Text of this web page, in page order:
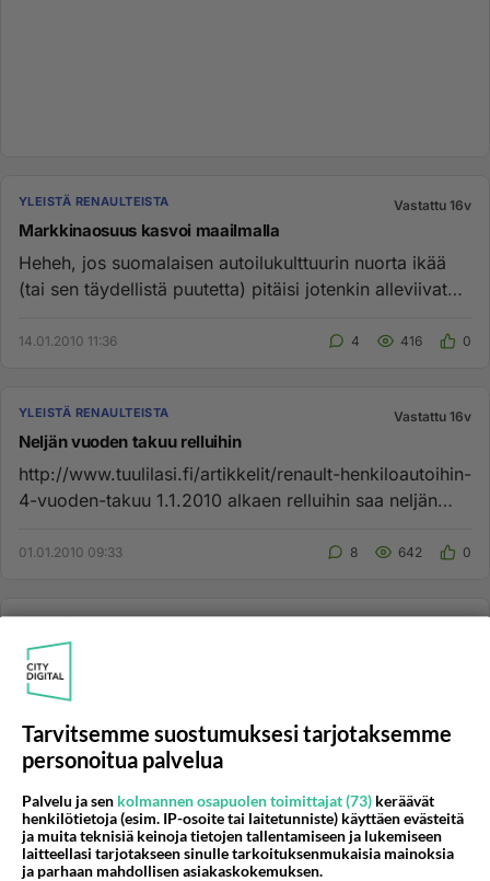
YLEISTÄ RENAULTEISTA Vastattu 16v
Markkinaosuus kasvoi maailmalla
Heheh, jos suomalaisen autoilukulttuurin nuorta ikää
(tai sen täydellistä puutetta) pitäisi jotenkin alleviivata
14.01.2010 11:36 4 416 0
YLEISTÄ RENAULTEISTA Vastattu 16v
Neljän vuoden takuu relluihin
http://www.tuulilasi.fi/artikkelit/renault-henkiloautoihin-
4-vuoden-takuu 1.1.2010 alkaen relluihin saa neljän
01.01.2010 09:33 8 642 0
Renault Megane Scenic 2.0 -97
Nyt kovilla pakkasilla ei ajettu kahteen päivään ja akku
ohje...
05.01.2010 14:58
YLEISTÄ RENAULTEISTA Vastattu 16v
renault käyntihäiriö
Tarvitsemme suostumuksesi tarjotaksemme
personoitua palvelua
Palvelu ja sen kolmannen osapuolen toimittajat (73) keräävät
henkilötietoja (esim. IP-osoite tai laitetunniste) käyttäen evästeitä
ja muita teknisiä keinoja tietojen tallentamiseen ja lukemiseen
laitteellasi tarjotakseen sinulle tarkoituksenmukaisia mainoksia
ja parhaan mahdollisen asiakaskokemuksen.